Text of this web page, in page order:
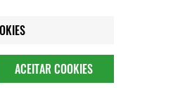
ACEITAR COOKIES